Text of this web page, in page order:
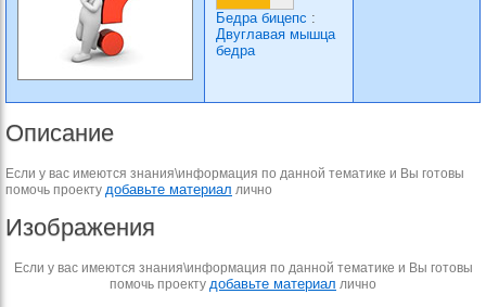
Бедра бицепс :
Двуглавая мышца
бедра
Описание
Если у вас имеются знания\информация по данной тематике и Вы готовы
помочь проекту добавьте материал лично
Изображения
Если у вас имеются знания\информация по данной тематике и Вы готовы
помочь проекту добавьте материал лично